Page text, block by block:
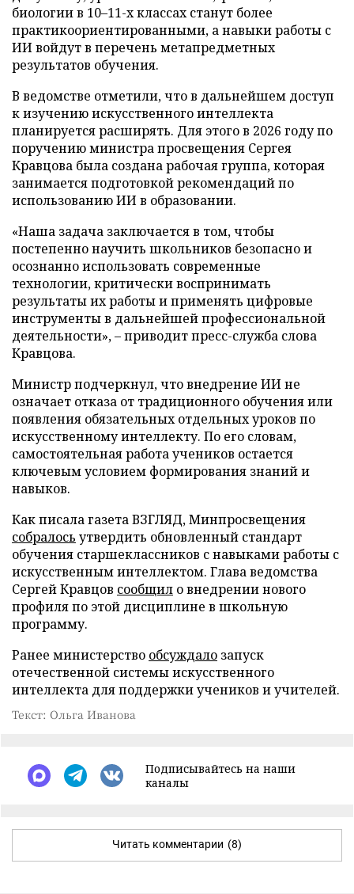
биологии в 10–11-х классах станут более
практикоориентированными, а навыки работы с
ИИ войдут в перечень метапредметных
результатов обучения.
В ведомстве отметили, что в дальнейшем доступ
к изучению искусственного интеллекта
планируется расширять. Для этого в 2026 году по
поручению министра просвещения Сергея
Кравцова была создана рабочая группа, которая
занимается подготовкой рекомендаций по
использованию ИИ в образовании.
«Наша задача заключается в том, чтобы
постепенно научить школьников безопасно и
осознанно использовать современные
технологии, критически воспринимать
результаты их работы и применять цифровые
инструменты в дальнейшей профессиональной
деятельности», – приводит пресс-служба слова
Кравцова.
Министр подчеркнул, что внедрение ИИ не
означает отказа от традиционного обучения или
появления обязательных отдельных уроков по
искусственному интеллекту. По его словам,
самостоятельная работа учеников остается
ключевым условием формирования знаний и
навыков.
Как писала газета ВЗГЛЯД, Минпросвещения
собралось утвердить обновленный стандарт
обучения старшеклассников с навыками работы с
искусственным интеллектом. Глава ведомства
Сергей Кравцов сообщил о внедрении нового
профиля по этой дисциплине в школьную
программу.
Ранее министерство обсуждало запуск
отечественной системы искусственного
интеллекта для поддержки учеников и учителей.
Текст: Ольга Иванова
Подписывайтесь на наши
каналы
Читать комментарии (8)